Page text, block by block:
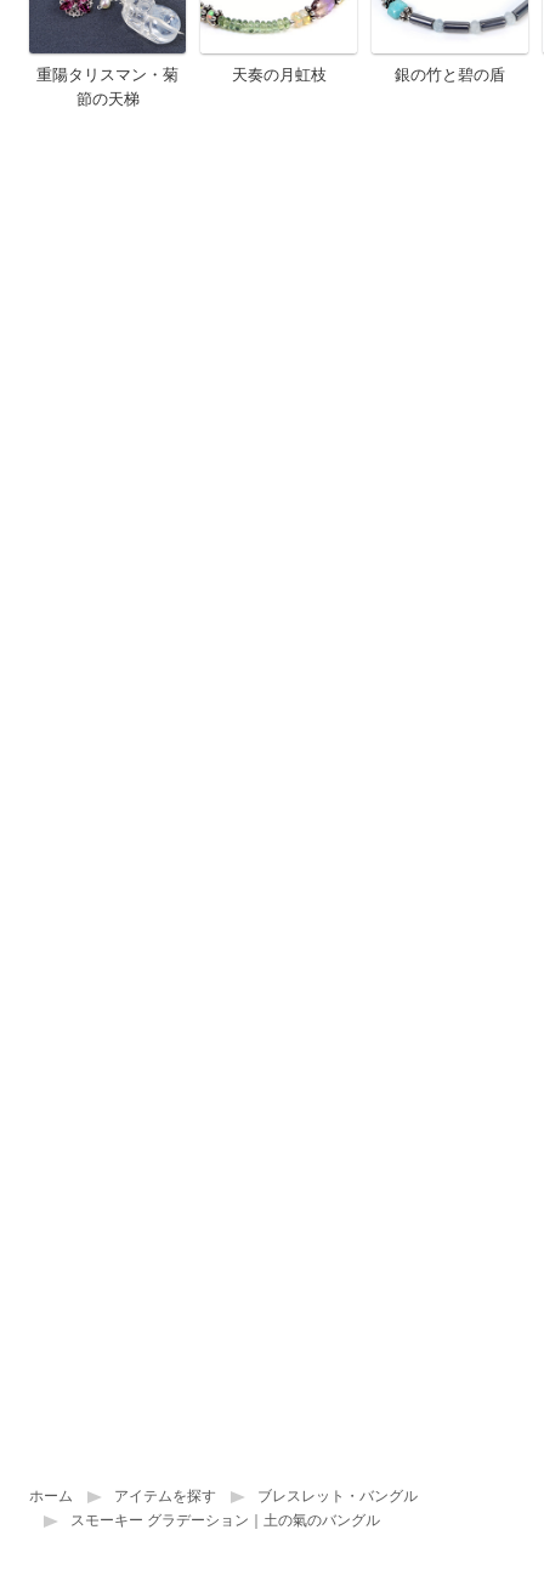
重陽タリスマン・菊
節の天梯
天奏の月虹枝 銀の竹と碧の盾
ホーム アイテムを探す
ブレスレット・バングル
スモーキー グラデーション｜土の氣のバングル